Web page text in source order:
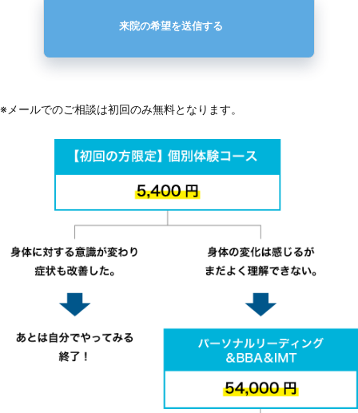
※メールでのご相談は初回のみ無料となります。